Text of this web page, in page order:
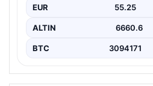
EUR 55.25
ALTIN 6660.6
BTC 3094171